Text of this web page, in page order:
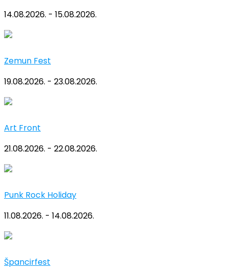
14.08.2026. - 15.08.2026.
Zemun Fest
19.08.2026. - 23.08.2026.
Art Front
21.08.2026. - 22.08.2026.
Punk Rock Holiday
11.08.2026. - 14.08.2026.
Špancirfest